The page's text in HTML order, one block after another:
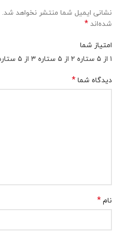
نشانی ایمیل شما منتشر نخواهد شد.
شده‌اند *
امتیاز شما
۱ از ۵ ستاره
۲ از ۵ ستاره ۳ از ۵ ستاره
دیدگاه شما *
نام *